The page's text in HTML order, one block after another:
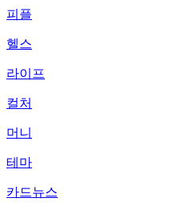
피플
헬스
라이프
컬처
머니
테마
카드뉴스